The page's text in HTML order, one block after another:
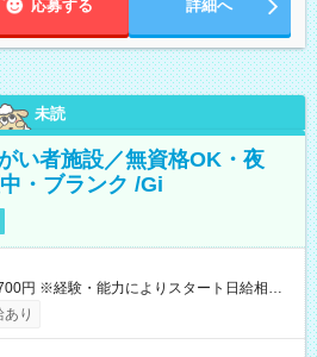
応募する 詳細へ
未読
い者施設／無資格OK・夜
・ブランク /Gi
円 ※経験・能力によりスタート日給相談
採用時と同じです。
り